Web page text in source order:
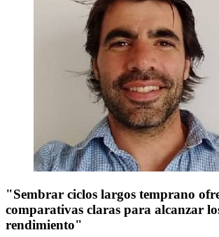
"Sembrar ciclos largos temprano
comparativas claras para alcanzar
rendimiento"